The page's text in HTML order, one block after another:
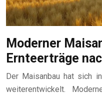
Moderner
Ernteerträge
Der Maisanbau hat sich
weiterentwickelt.